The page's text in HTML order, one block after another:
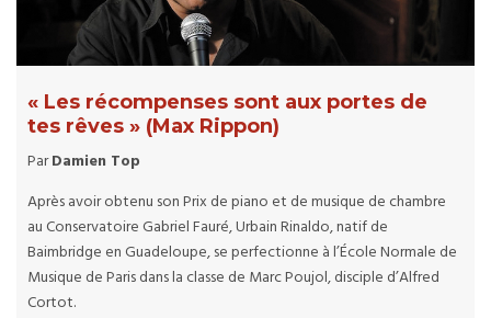
« Les récompenses sont aux portes de
tes rêves » (Max Rippon)
ParDamien Top
Après avoir obtenu son Prix de piano et de musique de chambre
au Conservatoire Gabriel Fauré, Urbain Rinaldo, natif de
Baimbridge en Guadeloupe, se perfectionne à l’École Normale de
Musique de Paris dans la classe de Marc Poujol, disciple d’Alfred
Cortot.